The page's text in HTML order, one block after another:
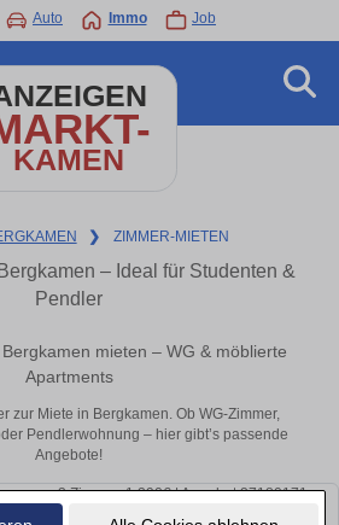
Auto Immo Job
KAMEN
❯ ZIMMER-MIETEN
– Ideal für Studenten &
Pendler
mieten – WG & möblierte
Apartments
zur Miete in Bergkamen. Ob WG-Zimmer,
Pendlerwohnung – hier gibt’s passende
Angebote!